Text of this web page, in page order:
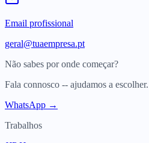
Email profissional
geral@tuaempresa.pt
Não sabes por onde começar?
Fala connosco -- ajudamos a escolher.
WhatsApp →
Trabalhos